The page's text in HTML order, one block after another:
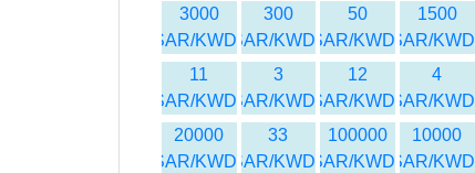
1500
SAR/KWD
50
SAR/KWD
300
SAR/KWD
3000
SAR/KWD
4
SAR/KWD
12
SAR/KWD
3
SAR/KWD
11
SAR/KWD
10000
SAR/KWD
100000
SAR/KWD
33
SAR/KWD
20000
SAR/KWD